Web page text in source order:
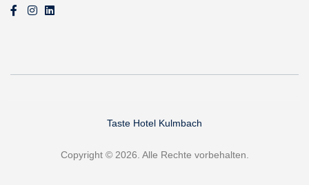
Taste Hotel Kulmbach
Copyright © 2026. Alle Rechte vorbehalten.